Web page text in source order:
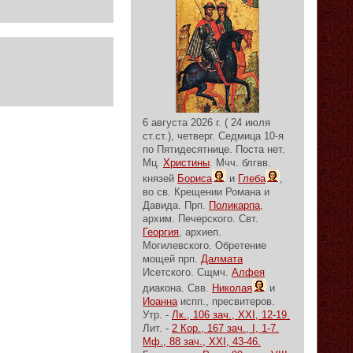
6 августа 2026 г. ( 24 июля
ст.ст.), четверг. Седмица 10-я
по Пятидесятнице. Поста нет.
Мц. Христины. Мчч. блгвв.
князей Бориса и Глеба
,
во св. Крещении Романа и
Давида. Прп. Поликарпа,
архим. Печерского. Свт.
Георгия, архиеп.
Могилевского. Обретение
мощей прп. Далмата
Исетского. Сщмч. Алфея
диакона. Свв. Николая
и
Иоаннаиспп., пресвитеров.
Утр. - Лк., 106 зач., XXI, 12-19.
Лит. - 2 Кор., 167 зач., I, 1-7.
Мф., 88 зач., XXI, 43-46.